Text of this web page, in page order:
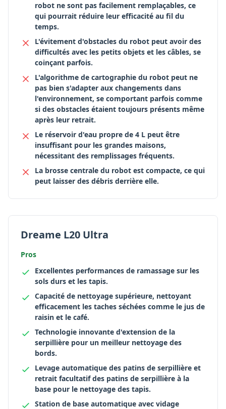
robot ne sont pas facilement remplaçables, ce
qui pourrait réduire leur efficacité au fil du
temps.
L'évitement d'obstacles du robot peut avoir des
difficultés avec les petits objets et les câbles, se
coinçant parfois.
L'algorithme de cartographie du robot peut ne
pas bien s'adapter aux changements dans
l'environnement, se comportant parfois comme
si des obstacles étaient toujours présents même
après leur retrait.
Le réservoir d'eau propre de 4 L peut être
insuffisant pour les grandes maisons,
nécessitant des remplissages fréquents.
La brosse centrale du robot est compacte, ce qui
peut laisser des débris derrière elle.
Dreame L20 Ultra
Pros
Excellentes performances de ramassage sur les
sols durs et les tapis.
Capacité de nettoyage supérieure, nettoyant
efficacement les taches séchées comme le jus de
raisin et le café.
Technologie innovante d'extension de la
serpillière pour un meilleur nettoyage des
bords.
Levage automatique des patins de serpillière et
retrait facultatif des patins de serpillière à la
base pour le nettoyage des tapis.
Station de base automatique avec vidage